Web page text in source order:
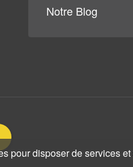
pour disposer de services
Notre Blog